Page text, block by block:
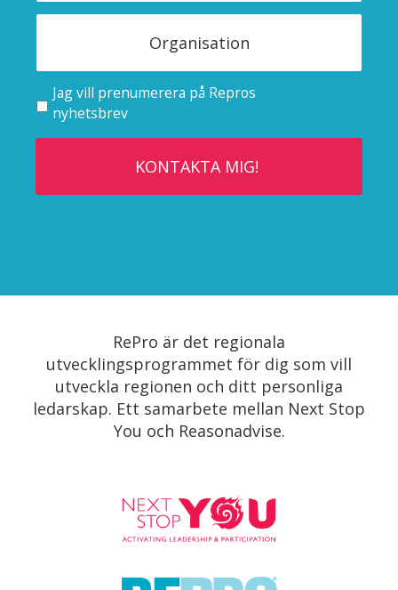
Jag vill prenumerera på Repros
nyhetsbrev
RePro är det regionala
utvecklingsprogrammet för dig som vill
utveckla regionen och ditt personliga
ledarskap. Ett samarbete mellan Next Stop
You och Reasonadvise.